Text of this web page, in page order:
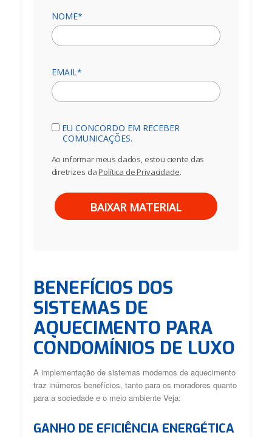
NOME*
EMAIL*
EU CONCORDO EM RECEBER
COMUNICAÇÕES.
Ao informar meus dados, estou ciente das
diretrizes daPolítica de Privacidade.
BAIXAR MATERIAL
BENEFÍCIOS DOS
SISTEMAS DE
AQUECIMENTO PARA
CONDOMÍNIOS DE LUXO
A implementação de sistemas modernos de aquecimento
traz inúmeros benefícios, tanto para os moradores quanto
para a sociedade e o meio ambiente Veja:
GANHO DE EFICIÊNCIA ENERGÉTICA